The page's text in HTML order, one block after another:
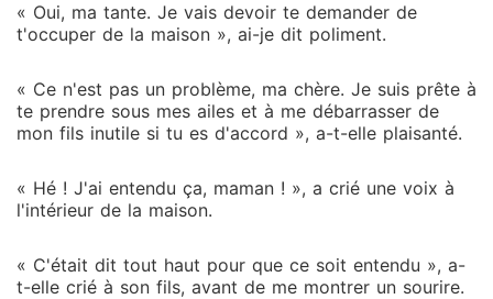
« Oui, ma tante. Je vais devoir te demander de
t'occuper de la maison », ai-je dit poliment.
« Ce n'est pas un problème, ma chère. Je suis prête à
te prendre sous mes ailes et à me débarrasser de
mon fils inutile si tu es d'accord », a-t-elle plaisanté.
« Hé ! J'ai entendu ça, maman ! », a crié une voix à
l'intérieur de la maison.
« C'était dit tout haut pour que ce soit entendu », a-
t-elle crié à son fils, avant de me montrer un sourire.